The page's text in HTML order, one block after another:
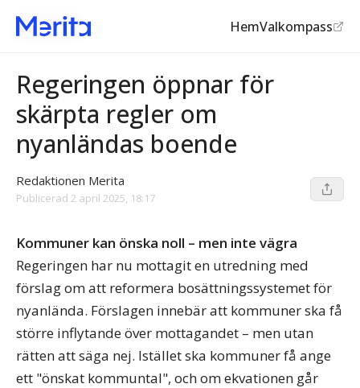
HemValkompass
Migration
Regeringen öppnar för
skärpta regler om
nyanländas boende
Redaktionen Merita
Publicerad 2 april 2025, 18:17
Kommuner kan önska noll – men inte vägra
Regeringen har nu mottagit en utredning med
förslag om att reformera bosättningssystemet för
nyanlända. Förslagen innebär att kommuner ska få
större inflytande över mottagandet – men utan
rätten att säga nej. Istället ska kommuner få ange
ett "önskat kommuntal", och om ekvationen går